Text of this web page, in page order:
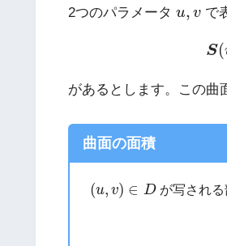
2つのパラメータ u, v
u v で
S(
があるとします。この曲
曲面の面積
(u, v) ∈ D
(u )∈D が写される